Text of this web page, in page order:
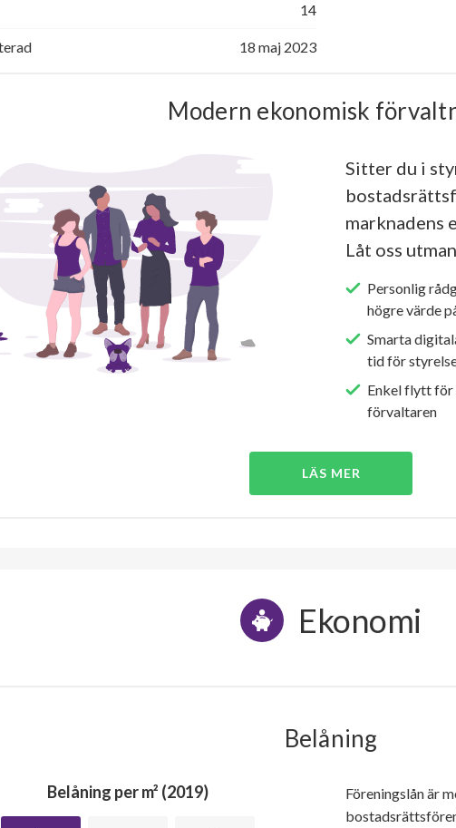
14
18 maj 2023
Modern ekonomisk
Sitter du i
marknadens
Låt oss
Personlig
högre värde
Smarta
tid för
Enkel flytt för
förvaltaren
LÄS MER
Ekonomi
Belåning
Belåning per m² (2019)
Föreningslån är